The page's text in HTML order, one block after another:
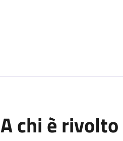
A chi è rivolto